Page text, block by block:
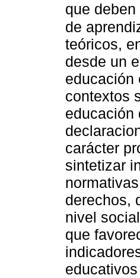
que
de
teóricos,
desde un
educación
contextos
educación
carácter
sintetizar
derechos,
nivel
que